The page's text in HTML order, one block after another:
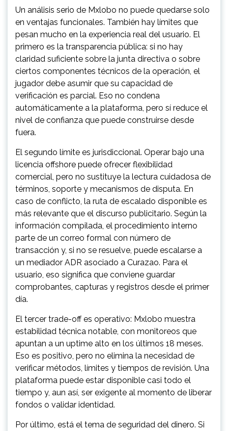
Un análisis serio de Mxlobo no puede quedarse solo
en ventajas funcionales. También hay límites que
pesan mucho en la experiencia real del usuario. El
primero es la transparencia pública: si no hay
claridad suficiente sobre la junta directiva o sobre
ciertos componentes técnicos de la operación, el
jugador debe asumir que su capacidad de
verificación es parcial. Eso no condena
automáticamente a la plataforma, pero sí reduce el
nivel de confianza que puede construirse desde
fuera.
El segundo límite es jurisdiccional. Operar bajo una
licencia offshore puede ofrecer flexibilidad
comercial, pero no sustituye la lectura cuidadosa de
términos, soporte y mecanismos de disputa. En
caso de conflicto, la ruta de escalado disponible es
más relevante que el discurso publicitario. Según la
información compilada, el procedimiento interno
parte de un correo formal con número de
transacción y, si no se resuelve, puede escalarse a
un mediador ADR asociado a Curazao. Para el
usuario, eso significa que conviene guardar
comprobantes, capturas y registros desde el primer
día.
El tercer trade-off es operativo: Mxlobo muestra
estabilidad técnica notable, con monitoreos que
apuntan a un uptime alto en los últimos 18 meses.
Eso es positivo, pero no elimina la necesidad de
verificar métodos, límites y tiempos de revisión. Una
plataforma puede estar disponible casi todo el
tiempo y, aun así, ser exigente al momento de liberar
fondos o validar identidad.
Por último, está el tema de seguridad del dinero. Si